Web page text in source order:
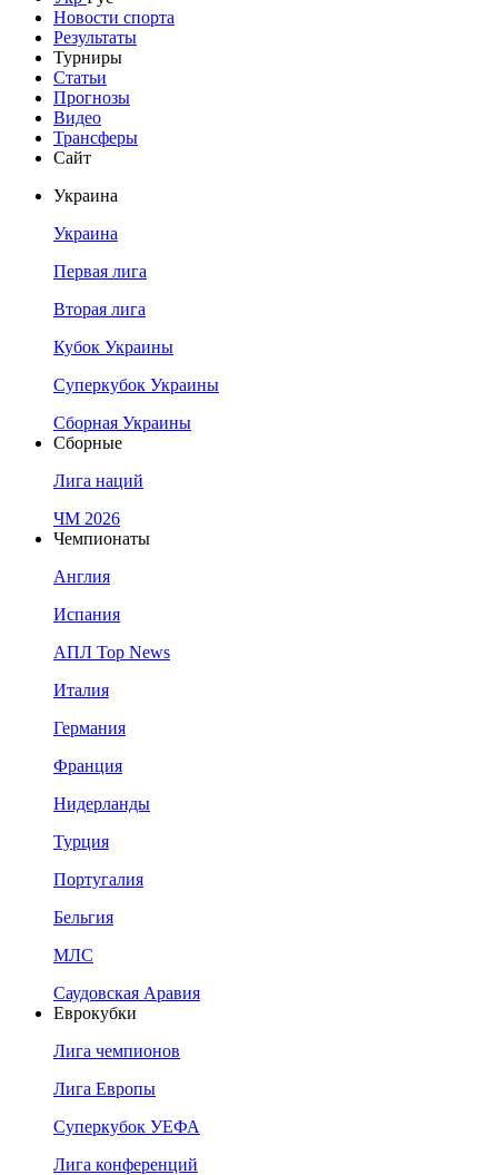
Новости спорта
Результаты
Турниры
Статьи
Прогнозы
Видео
Трансферы
Сайт
Украина
Украина
Первая лига
Вторая лига
Кубок Украины
Суперкубок Украины
Сборная Украины
Сборные
Лига наций
ЧМ 2026
Чемпионаты
Англия
Испания
АПЛ Top News
Италия
Германия
Франция
Нидерланды
Турция
Португалия
Бельгия
МЛС
Саудовская Аравия
Еврокубки
Лига чемпионов
Лига Европы
Суперкубок УЕФА
Лига конференций